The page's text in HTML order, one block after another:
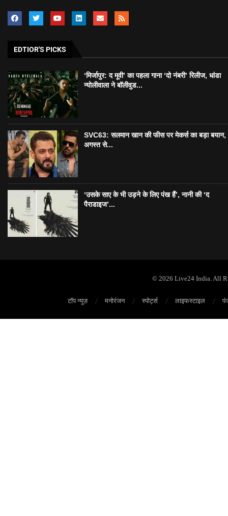
EDTIOR'S PICKS
‘मिर्जापुर: द मूवी’ का पहला गाना ‘दो नंबरी’ रिलीज, धांडा
न्योलीवाला ने बॉलीवुड...
SVC63: सलमान खान की फीस पर मेकर्स का बड़ा बयान,
अगस्त से...
‘उसके साए के भी उड़ने के लिए पंख हैं’, नानी की ‘द
पैराडाइज’...
© 2026 Live24 India. All
टॉप न्यूज़ मनोरंजन स्पोर्ट्स लाइफस्टाइल